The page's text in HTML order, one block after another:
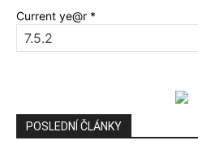
Current ye@r *
POSLEDNÍ ČLÁNKY